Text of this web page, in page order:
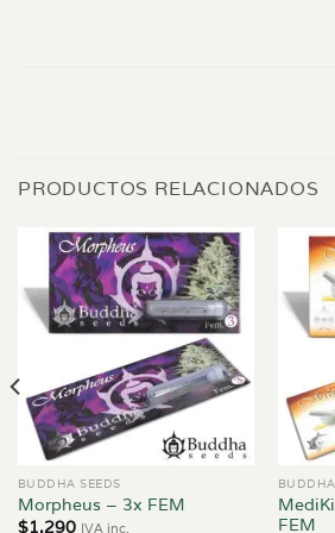
PRODUCTOS RELACIONADOS
BUDDHA SEEDS
Morpheus – 3x FEM
$1.290 IVA inc.
FEM